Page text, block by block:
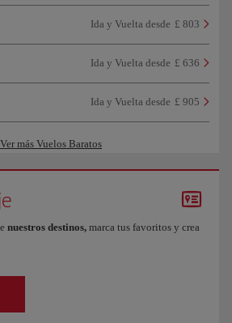
Ida y Vuelta desde £ 803
Ida y Vuelta desde £ 636
Ida y Vuelta desde £ 905
Ver más Vuelos Baratos
nuestros destinos, marca tus favoritos y crea